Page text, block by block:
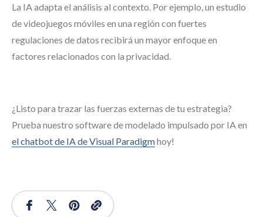
La IA adapta el análisis al contexto. Por ejemplo, un estudio
de videojuegos móviles en una región con fuertes
regulaciones de datos recibirá un mayor enfoque en
factores relacionados con la privacidad.
¿Listo para trazar las fuerzas externas de tu estrategia?
Prueba nuestro software de modelado impulsado por IA en
el chatbot de IA de Visual Paradigmhoy!